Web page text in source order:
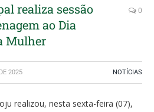
realiza sessão
ao Dia
Mulher
0
2025 NOTÍCIAS
realizou, nesta sexta-feira (07),